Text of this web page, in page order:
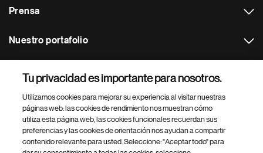
Prensa
Nuestro portafolio
Footer Site Search
Tu privacidad es importante para nosotros.
Utilizamos cookies para mejorar su experiencia al visitar nuestras
páginas web: las cookies de rendimiento nos muestran cómo
utiliza esta página web, las cookies funcionales recuerdan sus
preferencias y las cookies de orientación nos ayudan a compartir
contenido relevante para usted. Seleccione: "Aceptar todo" para